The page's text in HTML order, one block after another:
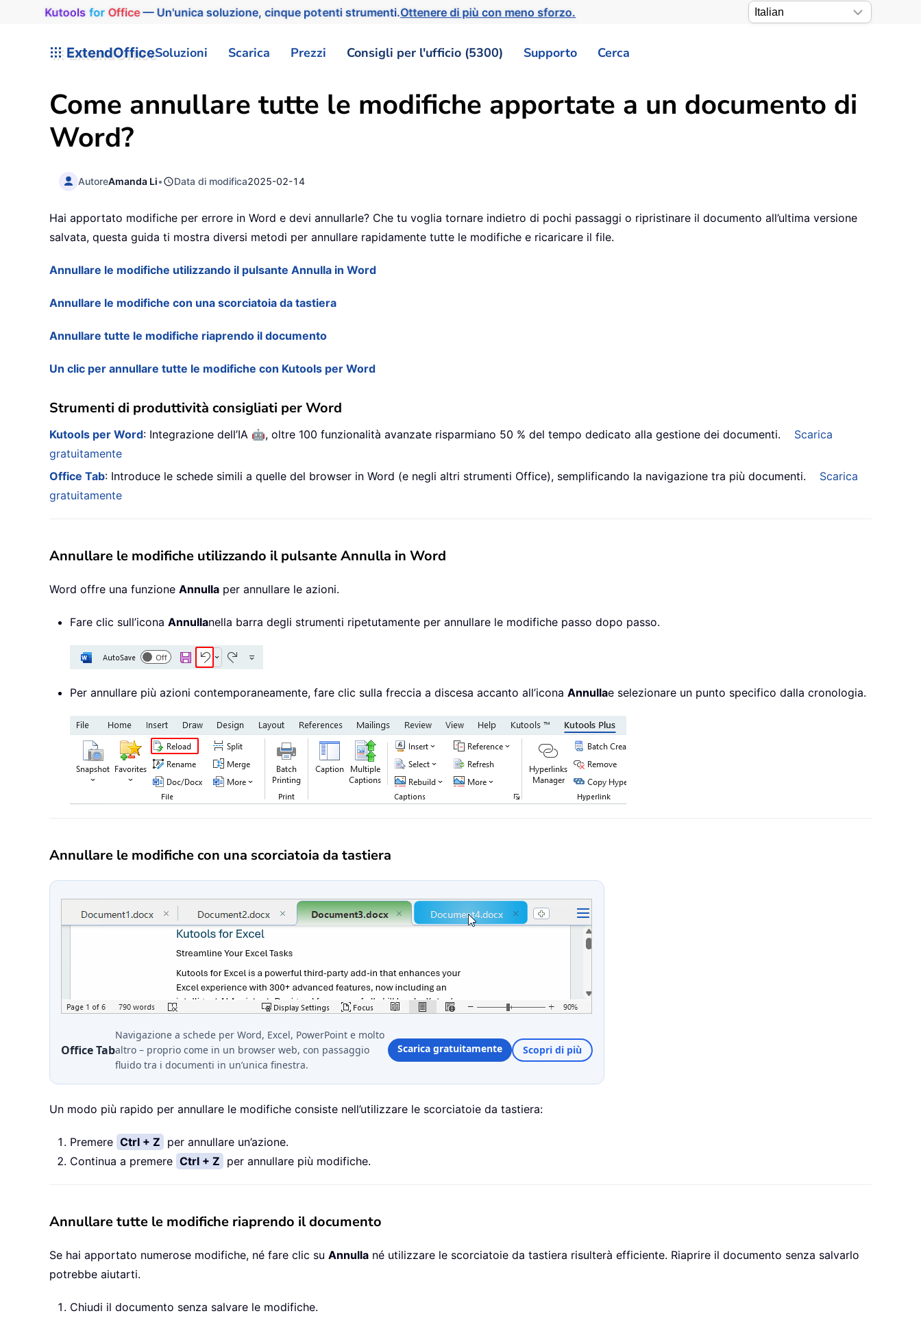
Kutools for Office— Un'unica soluzione, cinque potenti strumenti.Ottenere di più con meno sforzo.
ExtendOfficeSoluzioni Scarica Prezzi Consigli per l'ufficio (5300) Supporto Cerca
Come annullare tutte le modifiche apportate a un documento di
Word?
AutoreAmanda Li• Data di modifica2025-02-14
Hai apportato modifiche per errore in Word e devi annullarle? Che tu voglia tornare indietro di pochi passaggi o ripristinare il documento all’ultima versione
salvata, questa guida ti mostra diversi metodi per annullare rapidamente tutte le modifiche e ricaricare il file.
Annullare le modifiche utilizzando il pulsante Annulla in Word
Annullare le modifiche con una scorciatoia da tastiera
Annullare tutte le modifiche riaprendo il documento
Un clic per annullare tutte le modifiche con Kutools per Word
Strumenti di produttività consigliati per Word
Kutools per Word: Integrazione dell’IA 🤖, oltre 100 funzionalità avanzate risparmiano 50 % del tempo dedicato alla gestione dei documenti.
Scarica
gratuitamente
Office Tab: Introduce le schede simili a quelle del browser in Word (e negli altri strumenti Office), semplificando la navigazione tra più documenti.
Scarica
gratuitamente
Annullare le modifiche utilizzando il pulsante Annulla in Word
Word offre una funzione Annulla per annullare le azioni.
Fare clic sull’icona Annullanella barra degli strumenti ripetutamente per annullare le modifiche passo dopo passo.
Per annullare più azioni contemporaneamente, fare clic sulla freccia a discesa accanto all’icona Annullae selezionare un punto specifico dalla cronologia.
Annullare le modifiche con una scorciatoia da tastiera
Office Tab
Navigazione a schede per Word, Excel, PowerPoint e molto
altro – proprio come in un browser web, con passaggio
fluido tra i documenti in un’unica finestra.
Scarica gratuitamente Scopri di più
Un modo più rapido per annullare le modifiche consiste nell’utilizzare le scorciatoie da tastiera:
Premere Ctrl + Z per annullare un’azione.
Continua a premere Ctrl + Z per annullare più modifiche.
Annullare tutte le modifiche riaprendo il documento
Se hai apportato numerose modifiche, né fare clic su Annulla né utilizzare le scorciatoie da tastiera risulterà efficiente. Riaprire il documento senza salvarlo
potrebbe aiutarti.
Chiudi il documento senza salvare le modifiche.